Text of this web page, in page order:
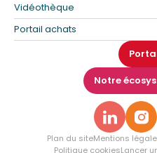
Vidéothèque
Portail achats
Notre
Plan du siteMentions
Politique cookiesLancer